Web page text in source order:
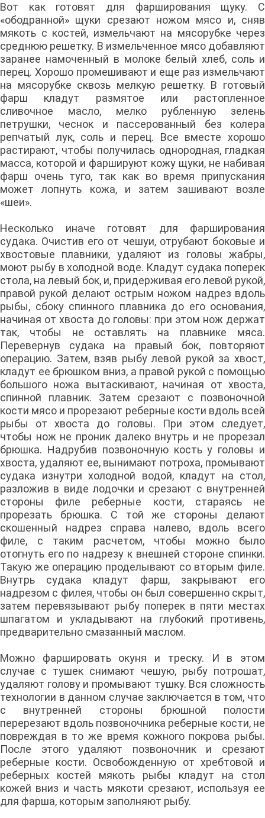
Вот как готовят для фарширования щуку. С
«ободранной» щуки срезают ножом мясо и, сняв
мякоть с костей, измельчают на мясорубке через
среднюю решетку. В измельченное мясо добавляют
заранее намоченный в молоке белый хлеб, соль и
перец. Хорошо промешивают и еще раз измельчают
на мясорубке сквозь мелкую решетку. В готовый
фарш кладут размятое или растопленное
сливочное масло, мелко рубленную зелень
петрушки, чеснок и пассерованный без колера
репчатый лук, соль и перец. Все вместе хорошо
растирают, чтобы получилась однородная, гладкая
масса, которой и фаршируют кожу щуки, не набивая
фарш очень туго, так как во время припускания
может лопнуть кожа, и затем зашивают возле
«шеи».
Несколько иначе готовят для фарширования
судака. Очистив его от чешуи, отрубают боковые и
хвостовые плавники, удаляют из головы жабры,
моют рыбу в холодной воде. Кладут судака поперек
стола, на левый бок, и, придерживая его левой рукой,
правой рукой делают острым ножом надрез вдоль
рыбы, сбоку спинного плавника до его основания,
начиная от хвоста до головы: при этом нож держат
так, чтобы не оставлять на плавнике мяса.
Перевернув судака на правый бок, повторяют
операцию. Затем, взяв рыбу левой рукой за хвост,
кладут ее брюшком вниз, а правой рукой с помощью
большого ножа вытаскивают, начиная от хвоста,
спинной плавник. Затем срезают с позвоночной
кости мясо и прорезают реберные кости вдоль всей
рыбы от хвоста до головы. При этом следует,
чтобы нож не проник далеко внутрь и не прорезал
брюшка. Надрубив позвоночную кость у головы и
хвоста, удаляют ее, вынимают потроха, промывают
судака изнутри холодной водой, кладут на стол,
разложив в виде лодочки и срезают с внутренней
стороны филе реберные кости, стараясь не
прорезать брюшка. С той же стороны делают
скошенный надрез справа налево, вдоль всего
филе, с таким расчетом, чтобы можно было
отогнуть его по надрезу к внешней стороне спинки.
Такую же операцию проделывают со вторым филе.
Внутрь судака кладут фарш, закрывают его
надрезом с филея, чтобы он был совершенно скрыт,
затем перевязывают рыбу поперек в пяти местах
шпагатом и укладывают на глубокий противень,
предварительно смазанный маслом.
Можно фаршировать окуня и треску. И в этом
случае с тушек снимают чешую, рыбу потрошат,
удаляют голову и промывают тушку. Вся сложность
технологии в данном случае заключается в том, что
с внутренней стороны брюшной полости
перерезают вдоль позвоночника реберные кости, не
повреждая в то же время кожного покрова рыбы.
После этого удаляют позвоночник и срезают
реберные кости. Освобожденную от хребтовой и
реберных костей мякоть рыбы кладут на стол
кожей вниз и часть мякоти срезают, используя ее
для фарша, которым заполняют рыбу.